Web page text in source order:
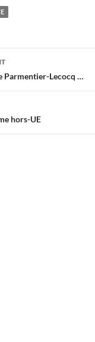
Parmentier-Lecocq …
hors-UE